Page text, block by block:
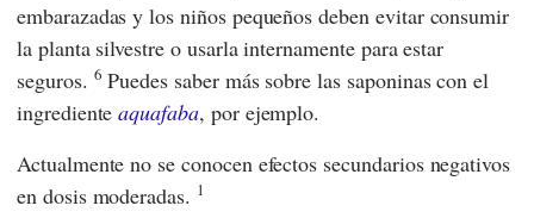
embarazadas y los niños pequeños deben evitar consumir
la planta silvestre o usarla internamente para estar
seguros. 6 Puedes saber más sobre las saponinas con el
ingredienteaquafaba, por ejemplo.
Actualmente no se conocen efectos secundarios negativos
en dosis moderadas. 1